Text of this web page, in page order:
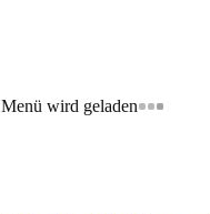
Menü wird geladen